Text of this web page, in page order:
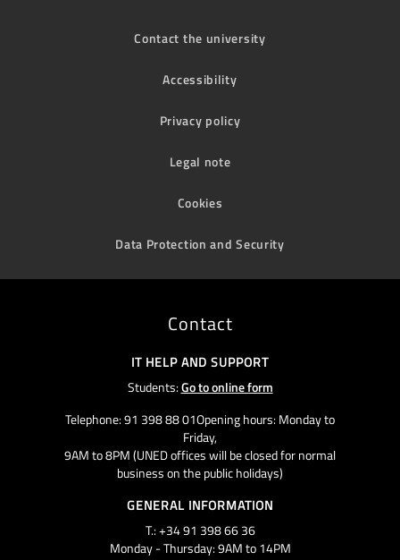
Contact the university
Accessibility
Privacy policy
Legal note
Cookies
Data Protection and Security
Contact
IT HELP AND SUPPORT
Students:Go to online form
Telephone: 91 398 88 01Opening hours: Monday to
Friday,
9AM to 8PM (UNED offices will be closed for normal
business on the public holidays)
GENERAL INFORMATION
T.: +34 91 398 66 36
Monday - Thursday: 9AM to 14PM